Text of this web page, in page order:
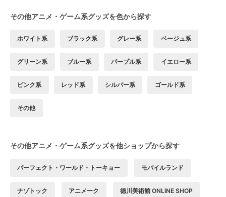
その他アニメ・ゲーム系グッズを色から探す
ホワイト系 ブラック系 グレー系 ベージュ系
グリーン系 ブルー系 パープル系 イエロー系
ピンク系 レッド系 シルバー系 ゴールド系
その他
その他アニメ・ゲーム系グッズを他ショップから探す
パーフェクト・ワールド・トーキョー モバイルランド
ナゾトック アニメーク 徳川美術館 ONLINE SHOP